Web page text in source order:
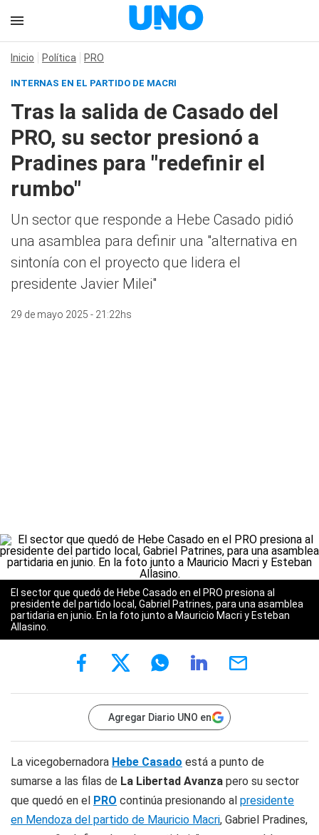
Inicio Política PRO
INTERNAS EN EL PARTIDO DE MACRI
Tras la salida de Casado del
PRO, su sector presionó a
Pradines para "redefinir el
rumbo"
Un sector que responde a Hebe Casado pidió
una asamblea para definir una "alternativa en
sintonía con el proyecto que lidera el
presidente Javier Milei"
29 de mayo 2025 - 21:22hs
El sector que quedó de Hebe Casado en el PRO presiona al
presidente del partido local, Gabriel Patrines, para una asamblea
partidaria en junio. En la foto junto a Mauricio Macri y Esteban
Allasino.
Agregar Diario UNO en
La vicegobernadora Hebe Casado está a punto de
sumarse a las filas de La Libertad Avanza pero su sector
que quedó en el PRO continúa presionando al presidente
en Mendoza del partido de Mauricio Macri, Gabriel Pradines,